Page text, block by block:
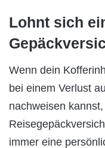
Lohnt sich
Wenn dein
bei einem Verlust
nachweisen
immer eine